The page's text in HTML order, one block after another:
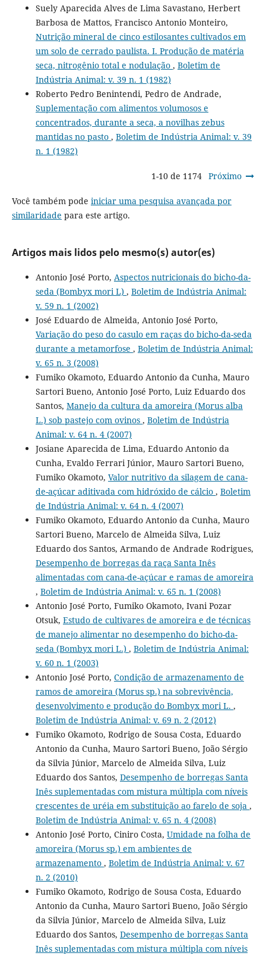
Suely Aparecida Alves de Lima Savastano, Herbert
Barbosa de Mattos, Francisco Antonio Monteiro,
Nutrição mineral de cinco estilosantes cultivados em
um solo de cerrado paulista. I. Produção de matéria
seca, nitrogênio total e nodulação , Boletim de
Indústria Animal: v. 39 n. 1 (1982)
Roberto Pedro Benintendi, Pedro de Andrade,
Suplementação com alimentos volumosos e
concentrados, durante a seca, a novilhas zebus
mantidas no pasto , Boletim de Indústria Animal: v. 39
n. 1 (1982)
1-10 de 1174 Próximo
Você também pode iniciar uma pesquisa avançada por
similaridade para este artigo.
Artigos mais lidos pelo mesmo(s) autor(es)
Antonio José Porto, Aspectos nutricionais do bicho-da-
seda (Bombyx mori L) , Boletim de Indústria Animal:
v. 59 n. 1 (2002)
José Eduardo de Almeida, Antonio José Porto,
Variação do peso do casulo em raças do bicho-da-seda
durante a metamorfose , Boletim de Indústria Animal:
v. 65 n. 3 (2008)
Fumiko Okamoto, Eduardo Antonio da Cunha, Mauro
Sartori Bueno, Antonio José Porto, Luiz Eduardo dos
Santos, Manejo da cultura da amoreira (Morus alba
L.) sob pastejo com ovinos , Boletim de Indústria
Animal: v. 64 n. 4 (2007)
Josiane Aparecida de Lima, Eduardo Antonio da
Cunha, Evaldo Ferrari Júnior, Mauro Sartori Bueno,
Fumiko Okamoto, Valor nutritivo da silagem de cana-
de-açúcar aditivada com hidróxido de cálcio , Boletim
de Indústria Animal: v. 64 n. 4 (2007)
Fumiko Okamoto, Eduardo Antonio da Cunha, Mauro
Sartori Bueno, Marcelo de Almeida Silva, Luiz
Eduardo dos Santos, Armando de Andrade Rodrigues,
Desempenho de borregas da raça Santa Inês
alimentadas com cana-de-açúcar e ramas de amoreira
, Boletim de Indústria Animal: v. 65 n. 1 (2008)
Antonio José Porto, Fumiko Okamoto, Ivani Pozar
Otsuk, Estudo de cultivares de amoreira e de técnicas
de manejo alimentar no desempenho do bicho-da-
seda (Bombyx mori L.) , Boletim de Indústria Animal:
v. 60 n. 1 (2003)
Antonio José Porto, Condição de armazenamento de
ramos de amoreira (Morus sp.) na sobrevivência,
desenvolvimento e produção do Bombyx mori L. ,
Boletim de Indústria Animal: v. 69 n. 2 (2012)
Fumiko Okamoto, Rodrigo de Sousa Costa, Eduardo
Antonio da Cunha, Mauro Sartori Bueno, João Sérgio
da Silvia Júnior, Marcelo de Almeida Silva, Luiz
Eduardo dos Santos, Desempenho de borregas Santa
Inês suplementadas com mistura múltipla com níveis
crescentes de uréia em substituição ao farelo de soja ,
Boletim de Indústria Animal: v. 65 n. 4 (2008)
Antonio José Porto, Ciniro Costa, Umidade na folha de
amoreira (Morus sp.) em ambientes de
armazenamento , Boletim de Indústria Animal: v. 67
n. 2 (2010)
Fumiko Okamoto, Rodrigo de Sousa Costa, Eduardo
Antonio da Cunha, Mauro Sartori Bueno, João Sérgio
da Silvia Júnior, Marcelo de Almeida Silva, Luiz
Eduardo dos Santos, Desempenho de borregas Santa
Inês suplementadas com mistura múltipla com níveis